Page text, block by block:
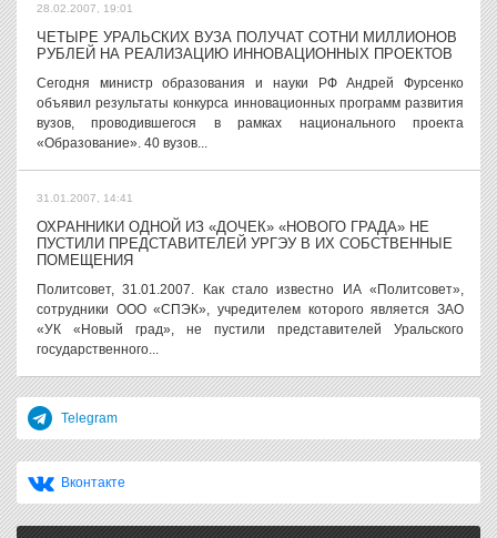
28.02.2007, 19:01
ЧЕТЫРЕ УРАЛЬСКИХ ВУЗА ПОЛУЧАТ СОТНИ МИЛЛИОНОВ
РУБЛЕЙ НА РЕАЛИЗАЦИЮ ИННОВАЦИОННЫХ ПРОЕКТОВ
Сегодня министр образования и науки РФ Андрей Фурсенко
объявил результаты конкурса инновационных программ развития
вузов, проводившегося в рамках национального проекта
«Образование». 40 вузов...
31.01.2007, 14:41
ОХРАННИКИ ОДНОЙ ИЗ «ДОЧЕК» «НОВОГО ГРАДА» НЕ
ПУСТИЛИ ПРЕДСТАВИТЕЛЕЙ УРГЭУ В ИХ СОБСТВЕННЫЕ
ПОМЕЩЕНИЯ
Политсовет, 31.01.2007. Как стало известно ИА «Политсовет»,
сотрудники ООО «СПЭК», учредителем которого является ЗАО
«УК «Новый град», не пустили представителей Уральского
государственного...
Telegram
Вконтакте